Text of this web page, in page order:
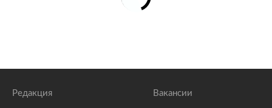
Редакция Вакансии